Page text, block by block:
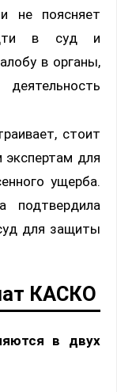
не поясняет
в суд и
в органы,
стоит
для
ущерба.
подтвердила
для защиты
КАСКО
в двух